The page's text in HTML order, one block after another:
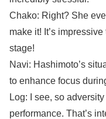
Chako: Right? She
make it! It’s
stage!
Navi: Hashimoto’s
to enhance focus
Log: I see, so
performance. That’s